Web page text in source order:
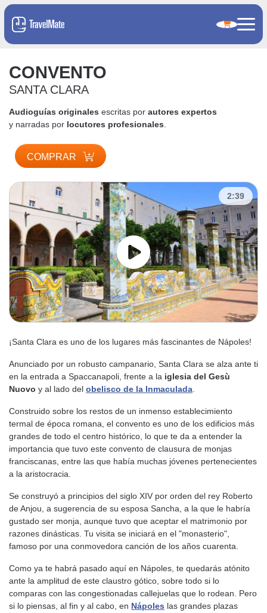
CONVENTO
SANTA CLARA
Audioguías originales escritas por autores expertos
y narradas por locutores profesionales
COMPRAR
2:39
¡Santa Clara es uno de los lugares más fascinantes de Nápoles!
Anunciado por un robusto campanario, Santa Clara se alza ante ti
en la entrada a Spaccanapoli, frente a la iglesia del Gesù
Nuovo y al lado del obelisco de la Inmaculada
Construido sobre los restos de un inmenso establecimiento
termal de época romana, el convento es uno de los edificios más
grandes de todo el centro histórico, lo que te da a entender la
importancia que tuvo este convento de clausura de monjas
franciscanas, entre las que había muchas jóvenes pertenecientes
a la aristocracia.
Se construyó a principios del siglo XIV por orden del rey Roberto
de Anjou, a sugerencia de su esposa Sancha, a la que le habría
gustado ser monja, aunque tuvo que aceptar el matrimonio por
razones dinásticas. Tu visita se iniciará en el "monasterio",
famoso por una conmovedora canción de los años cuarenta.
Como ya te habrá pasado aquí en Nápoles, te quedarás atónito
ante la amplitud de este claustro gótico, sobre todo si lo
comparas con las congestionadas callejuelas que lo rodean. Pero
si lo piensas, al fin y al cabo, en Nápoles las grandes plazas